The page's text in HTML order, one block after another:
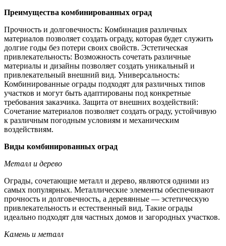
Преимущества комбинированных оград
Прочность и долговечность: Комбинация различных
материалов позволяет создать ограду, которая будет служить
долгие годы без потери своих свойств. Эстетическая
привлекательность: Возможность сочетать различные
материалы и дизайны позволяет создать уникальный и
привлекательный внешний вид. Универсальность:
Комбинированные ограды подходят для различных типов
участков и могут быть адаптированы под конкретные
требования заказчика. Защита от внешних воздействий:
Сочетание материалов позволяет создать ограду, устойчивую
к различным погодным условиям и механическим
воздействиям.
Виды комбинированных оград
Металл и дерево
Ограды, сочетающие металл и дерево, являются одними из
самых популярных. Металлические элементы обеспечивают
прочность и долговечность, а деревянные — эстетическую
привлекательность и естественный вид. Такие ограды
идеально подходят для частных домов и загородных участков.
Камень и металл